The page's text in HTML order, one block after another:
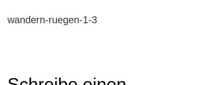
wandern-ruegen-1-3